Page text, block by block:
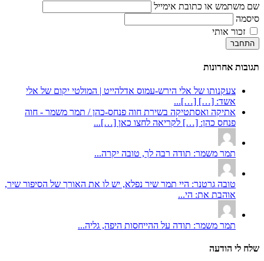
שם משתמש או כתובת אימייל
סיסמה
זכור אותי
התחבר
תגובות אחרונות
צעקנותו של אלי הירש-עמוס אדלהייט | המולטי יקום של אלי
אשד: […] […]...
אתיקה ואסתטיקה בשירת חוה פנחס-כהן / תמר משמר - חוה
פנחס כהן: […] לקריאה לחצו כאן […]...
תמר משמר: תודה רבה לך, טובה יקרה...
טובה גרטנר: היי תמר שיר נפלא, יש לו את האורך של הסיפור שיר,
אוהבת את: הי...
תמר משמר: תודה על ההייחסות היפה, גליה...
שלח לי הודעה